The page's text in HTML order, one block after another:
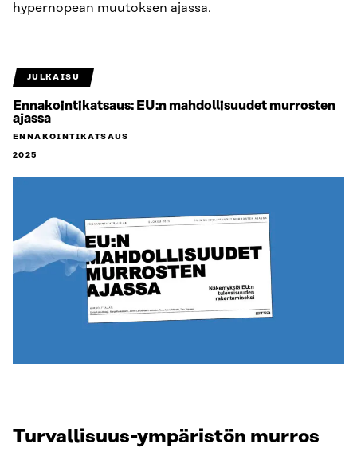
hypernopean muutoksen ajassa.
JULKAISU
Ennakointikatsaus: EU:n mahdollisuudet murrosten
ajassa
ENNAKOINTIKATSAUS
2025
Turvallisuus-ympäristön murros